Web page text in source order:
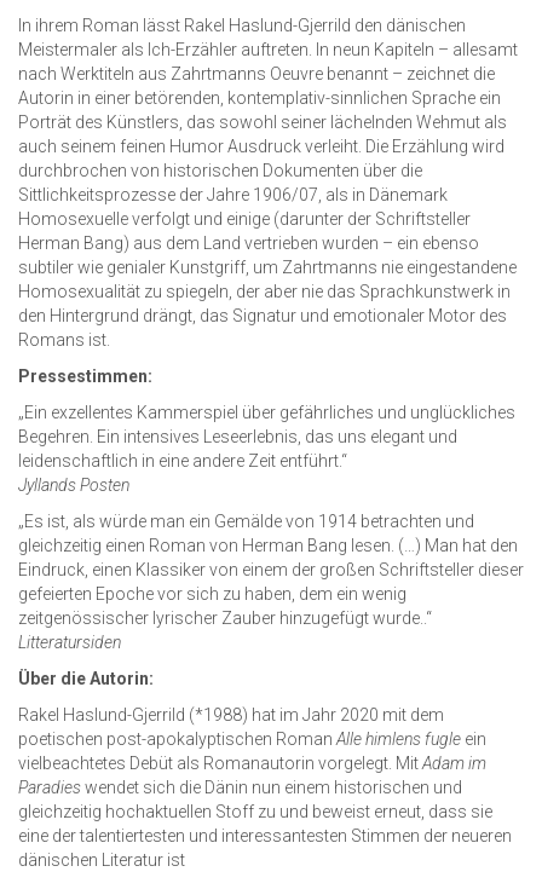
In ihrem Roman lässt Rakel Haslund-Gjerrild den dänischen
Meistermaler als Ich-Erzähler auftreten. In neun Kapiteln – allesamt
nach Werktiteln aus Zahrtmanns Oeuvre benannt – zeichnet die
Autorin in einer betörenden, kontemplativ-sinnlichen Sprache ein
Porträt des Künstlers, das sowohl seiner lächelnden Wehmut als
auch seinem feinen Humor Ausdruck verleiht. Die Erzählung wird
durchbrochen von historischen Dokumenten über die
Sittlichkeitsprozesse der Jahre 1906/07, als in Dänemark
Homosexuelle verfolgt und einige (darunter der Schriftsteller
Herman Bang) aus dem Land vertrieben wurden – ein ebenso
subtiler wie genialer Kunstgriff, um Zahrtmanns nie eingestandene
Homosexualität zu spiegeln, der aber nie das Sprachkunstwerk in
den Hintergrund drängt, das Signatur und emotionaler Motor des
Romans ist.
Pressestimmen:
„Ein exzellentes Kammerspiel über gefährliches und unglückliches
Begehren. Ein intensives Leseerlebnis, das uns elegant und
leidenschaftlich in eine andere Zeit entführt.“
Jyllands Posten
„Es ist, als würde man ein Gemälde von 1914 betrachten und
gleichzeitig einen Roman von Herman Bang lesen. (…) Man hat den
Eindruck, einen Klassiker von einem der großen Schriftsteller dieser
gefeierten Epoche vor sich zu haben, dem ein wenig
zeitgenössischer lyrischer Zauber hinzugefügt wurde..“
Litteratursiden
Über die Autorin:
Rakel Haslund-Gjerrild (*1988) hat im Jahr 2020 mit dem
poetischen post-apokalyptischen Roman Alle himlens fugle ein
vielbeachtetes Debüt als Romanautorin vorgelegt. MitAdam im
Paradieswendet sich die Dänin nun einem historischen und
gleichzeitig hochaktuellen Stoff zu und beweist erneut, dass sie
eine der talentiertesten und interessantesten Stimmen der neueren
dänischen Literatur ist